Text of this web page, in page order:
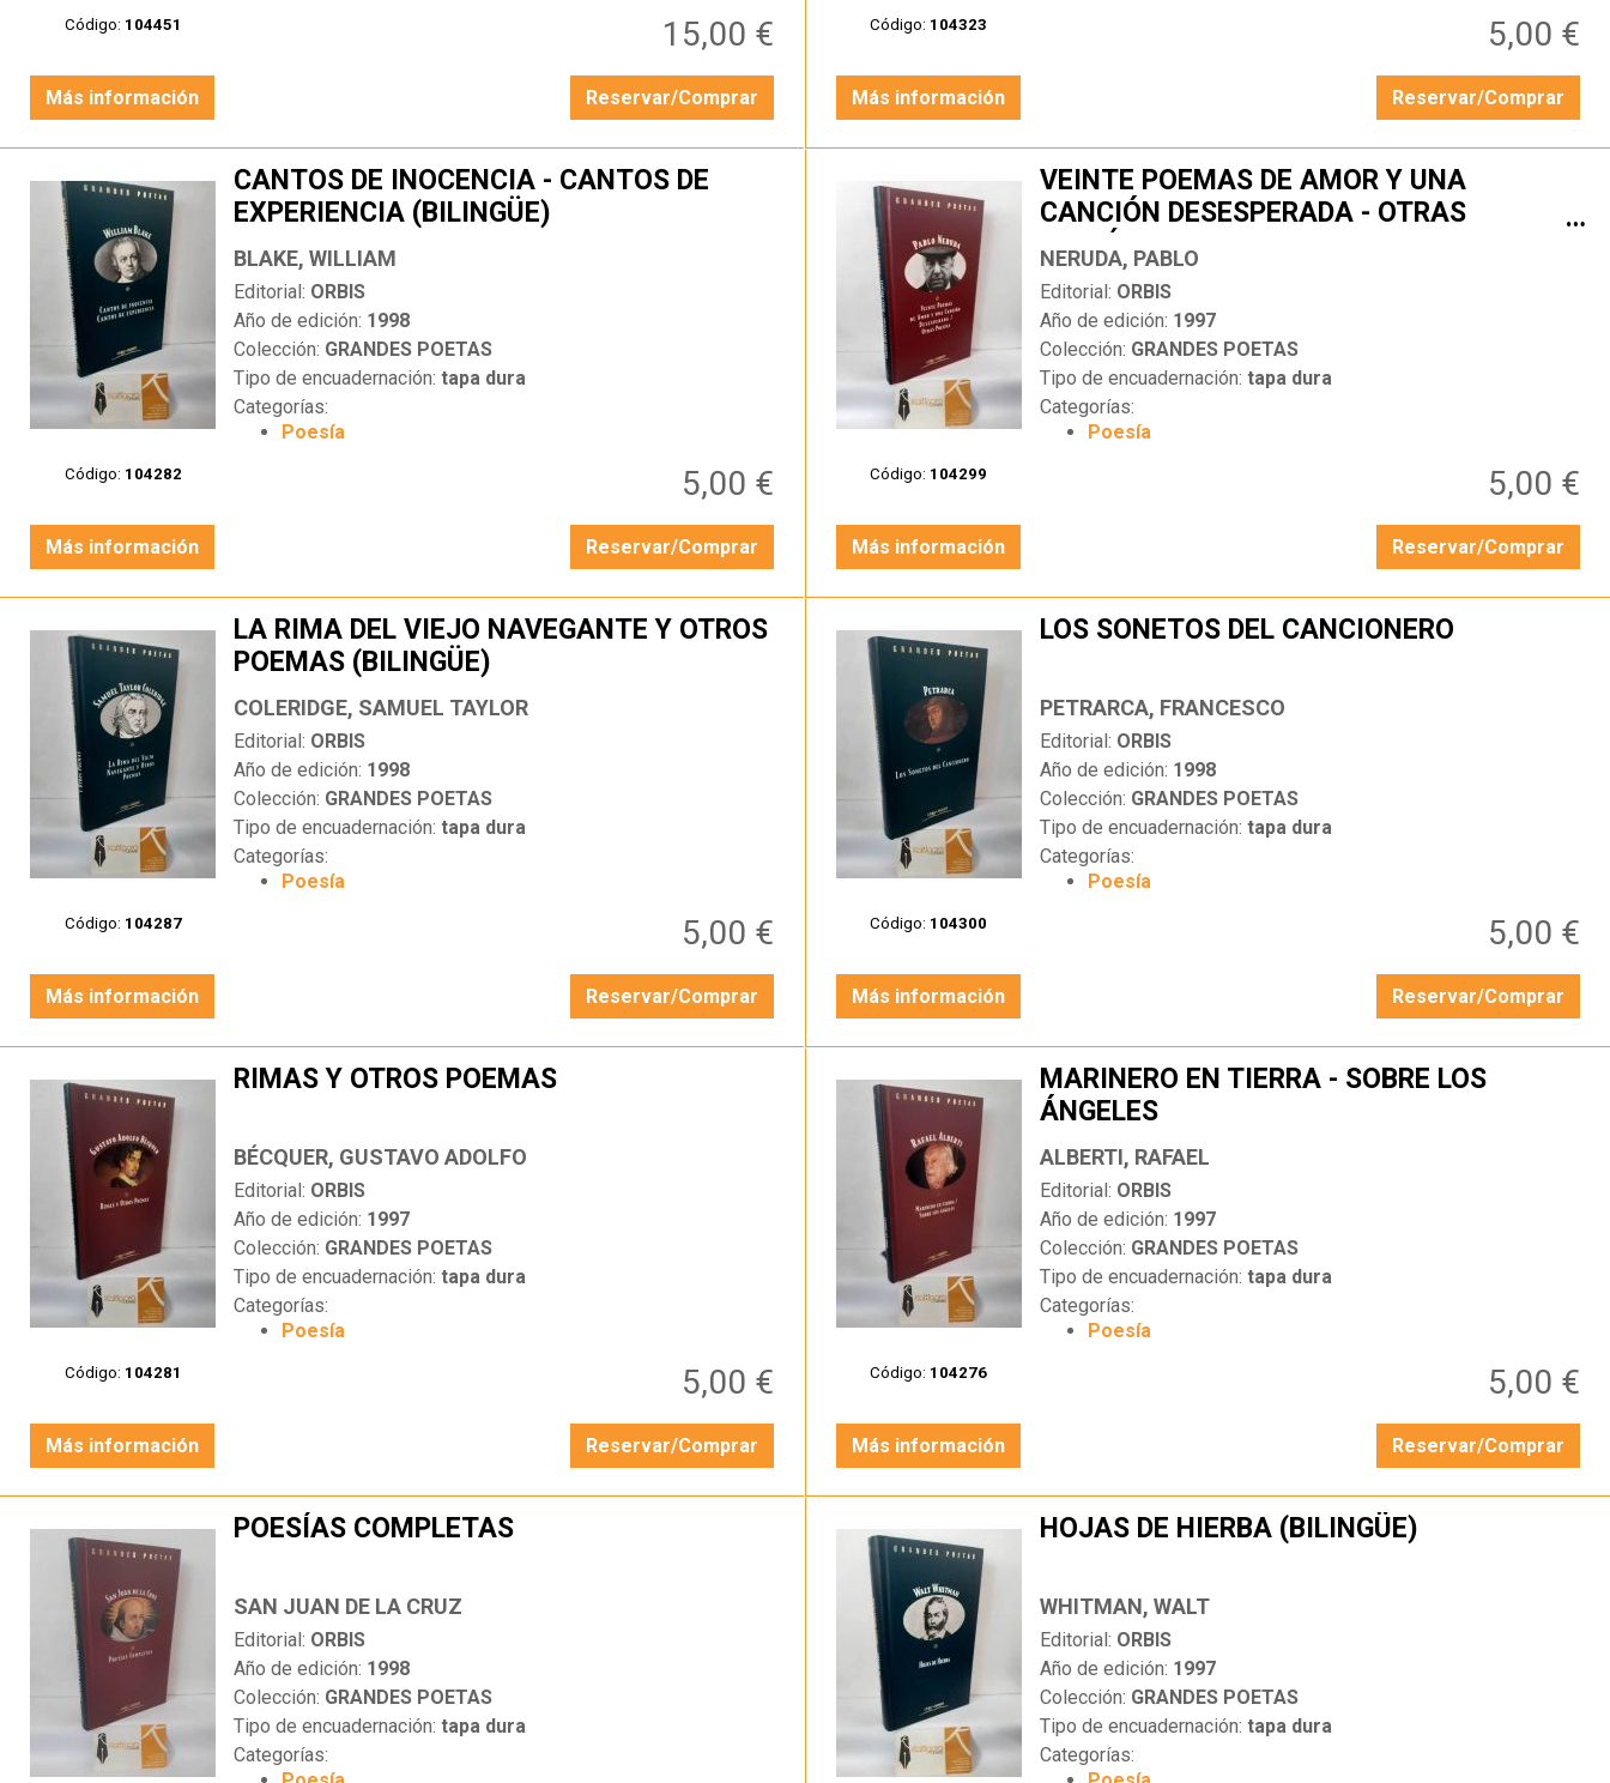
Código: 104451 15,00 €
Más información Reservar/Comprar
Código: 104323 5,00 €
Más información Reservar/Comprar
Código: 104282
CANTOS DE INOCENCIA - CANTOS DE
EXPERIENCIA (BILINGÜE)
BLAKE, WILLIAM
Editorial: ORBIS
Año de edición: 1998
Colección: GRANDES POETAS
Tipo de encuadernación:tapa dura
Categorías:
Poesía
5,00 €
Más información Reservar/Comprar
Código: 104299
VEINTE POEMAS DE AMOR Y UNA
CANCIÓN DESESPERADA - OTRAS
POESÍAS
…
NERUDA, PABLO
Editorial: ORBIS
Año de edición: 1997
Colección: GRANDES POETAS
Tipo de encuadernación: tapa dura
Categorías:
Poesía
5,00 €
Más información Reservar/Comprar
Código: 104287
LA RIMA DEL VIEJO NAVEGANTE Y OTROS
POEMAS (BILINGÜE)
COLERIDGE, SAMUEL TAYLOR
Editorial: ORBIS
Año de edición: 1998
Colección: GRANDES POETAS
Tipo de encuadernación:tapa dura
Categorías:
Poesía
5,00 €
Más información Reservar/Comprar
Código: 104300
LOS SONETOS DEL CANCIONERO
PETRARCA, FRANCESCO
Editorial: ORBIS
Año de edición: 1998
Colección: GRANDES POETAS
Tipo de encuadernación: tapa dura
Categorías:
Poesía
5,00 €
Más información Reservar/Comprar
Código: 104281
RIMAS Y OTROS POEMAS
BÉCQUER, GUSTAVO ADOLFO
Editorial: ORBIS
Año de edición: 1997
Colección: GRANDES POETAS
Tipo de encuadernación:tapa dura
Categorías:
Poesía
5,00 €
Más información Reservar/Comprar
Código: 104276
MARINERO EN TIERRA - SOBRE LOS
ÁNGELES
ALBERTI, RAFAEL
Editorial: ORBIS
Año de edición: 1997
Colección: GRANDES POETAS
Tipo de encuadernación: tapa dura
Categorías:
Poesía
5,00 €
Más información Reservar/Comprar
POESÍAS COMPLETAS
SAN JUAN DE LA CRUZ
Editorial: ORBIS
Año de edición: 1998
Colección: GRANDES POETAS
Tipo de encuadernación:tapa dura
Categorías:
HOJAS DE HIERBA (BILINGÜE)
WHITMAN, WALT
Editorial: ORBIS
Año de edición: 1997
Colección: GRANDES POETAS
Tipo de encuadernación: tapa dura
Categorías: